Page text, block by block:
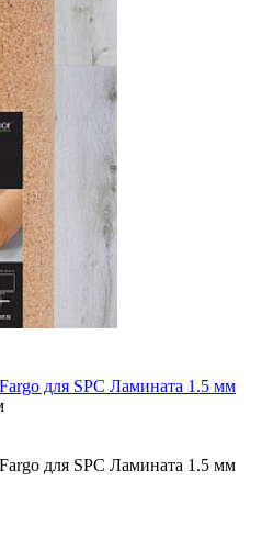
для SPC Ламината 1.5 мм
для SPC Ламината 1.5 мм